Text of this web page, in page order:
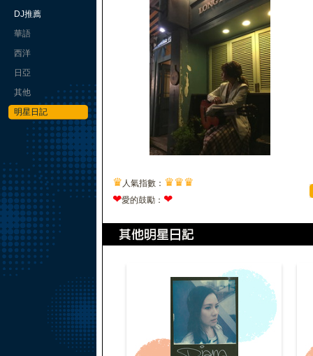
DJ推薦
華語
西洋
日亞
其他
明星日記
♛ 人氣指數： ♛♛♛
❤愛的鼓勵： ❤